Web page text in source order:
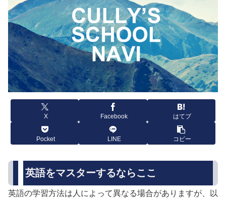
X Facebook はてブ
Pocket LINE コピー
英語をマスターするならここ
英語の学習方法は人によって異なる場合がありますが、以